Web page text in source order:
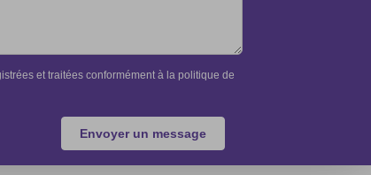
et traitées conformément à la politique de
Envoyer un message